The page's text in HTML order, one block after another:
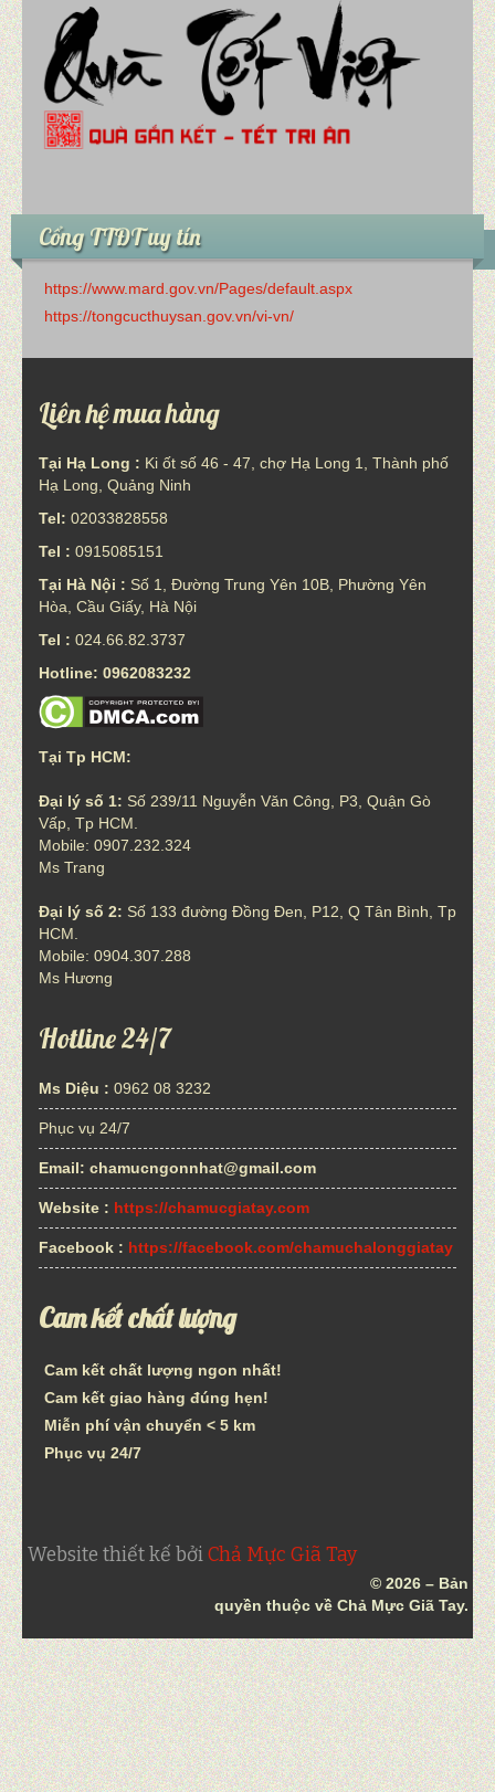
Cổng TTĐT uy tín
https://www.mard.gov.vn/Pages/default.aspx
https://tongcucthuysan.gov.vn/vi-vn/
Liên hệ mua hàng
Tại Hạ Long : Ki ốt số 46 - 47, chợ Hạ Long 1, Thành phố
Hạ Long, Quảng Ninh
Tel: 02033828558
Tel : 0915085151
Tại Hà Nội : Số 1, Đường Trung Yên 10B, Phường Yên
Hòa, Cầu Giấy, Hà Nội
Tel : 024.66.82.3737
Hotline: 0962083232
Tại Tp HCM:
Đại lý số 1: Số 239/11 Nguyễn Văn Công, P3, Quận Gò
Vấp, Tp HCM.
Mobile: 0907.232.324
Ms Trang
Đại lý số 2: Số 133 đường Đồng Đen, P12, Q Tân Bình, Tp
HCM.
Mobile: 0904.307.288
Ms Hương
Hotline 24/7
Ms Diệu : 0962 08 3232
Phục vụ 24/7
Email: chamucngonnhat@gmail.com
Website : https://chamucgiatay.com
Facebook : https://facebook.com/chamuchalonggiatay
Cam kết chất lượng
Cam kết chất lượng ngon nhất!
Cam kết giao hàng đúng hẹn!
Miễn phí vận chuyển < 5 km
Phục vụ 24/7
Website thiết kế bởiChả Mực Giã Tay
© 2026 – Bản
quyền thuộc về Chả Mực Giã Tay.